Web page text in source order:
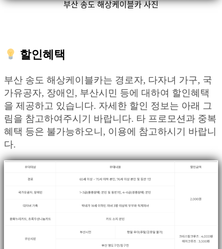
부산 송도 해상케이블카 사진
할인혜택
부산 송도 해상케이블카는 경로자, 다자녀 가구, 국
가유공자, 장애인, 부산시민 등에 대하여 할인혜택
을 제공하고 있습니다. 자세한 할인 정보는 아래 그
림을 참고하여주시기 바랍니다. 타 프로모션과 중복
혜택 등은 불가능하오니, 이용에 참고하시기 바랍니
다.